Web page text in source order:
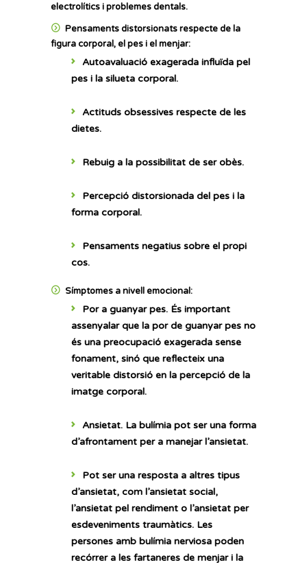
electrolítics i problemes dentals.
Pensaments distorsionats respecte de la
figura corporal, el pes i el menjar:
Autoavaluació exagerada influïda pel
pes i la silueta corporal.
Actituds obsessives respecte de les
dietes.
Rebuig a la possibilitat de ser obès.
Percepció distorsionada del pes i la
forma corporal.
Pensaments negatius sobre el propi
cos.
Símptomes a nivell emocional:
Pora guanyar pes. És important
assenyalar que la por de guanyar pes no
és una preocupació exagerada sense
fonament, sinó que reflecteix una
veritable distorsió en la percepció de la
imatge corporal.
Ansietat. La bulímia pot ser una forma
d’afrontament per a manejar l’ansietat.
Pot ser una resposta a altres tipus
d’ansietat, com l’ansietat social,
l’ansietat pel rendiment o l’ansietat per
esdeveniments traumàtics. Les
persones amb bulímia nerviosa poden
recórrer a les fartaneres de menjar i la